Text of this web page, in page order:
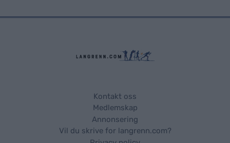
Kontakt oss
Medlemskap
Annonsering
Vil du skrive for langrenn.com?